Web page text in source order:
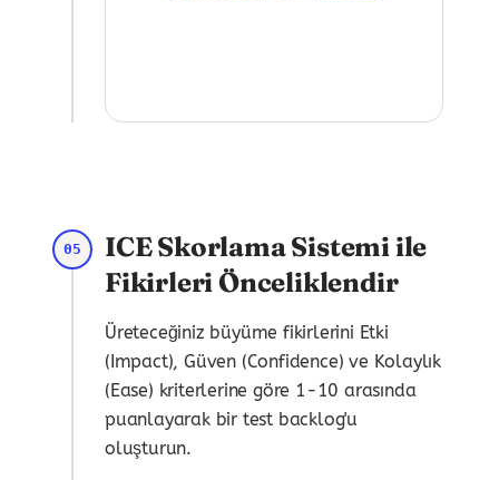
05
ICE Skorlama Sistemi ile
Fikirleri Önceliklendir
Üreteceğiniz büyüme fikirlerini Etki
(Impact), Güven (Confidence) ve Kolaylık
(Ease) kriterlerine göre 1-10 arasında
puanlayarak bir test backlog'u
oluşturun.